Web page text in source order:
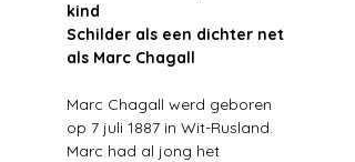
kind
Schilder als een dichter net
als Marc Chagall
Marc Chagall werd geboren
op 7 juli 1887 in Wit-Rusland.
Marc had al jong het